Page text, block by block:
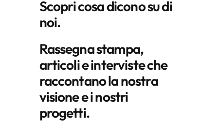
Scopri cosa dicono su di
noi.
Rassegna stampa,
articoli e interviste che
raccontano la nostra
visione e i nostri
progetti.